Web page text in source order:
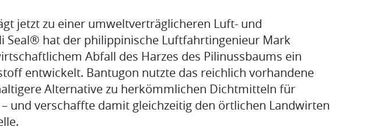
jetzt zu einer umweltverträglicheren Luft- und
Seal® hat der philippinische Luftfahrtingenieur Mark
Abfall des Harzes des Pilinussbaums ein
entwickelt. Bantugon nutzte das reichlich vorhandene
Alternative zu herkömmlichen Dichtmitteln für
und verschaffte damit gleichzeitig den örtlichen Landwirten